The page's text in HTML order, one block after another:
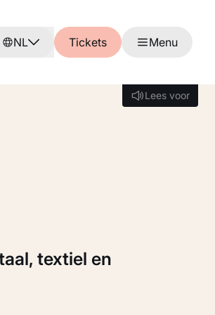
NL Tickets Menu
Lees voor
Lees voor